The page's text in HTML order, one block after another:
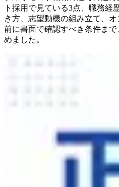
ト採用で見ている3点、職務経
き方、志望動機の組み立て、
前に書面で確認すべき条件ま
めました。